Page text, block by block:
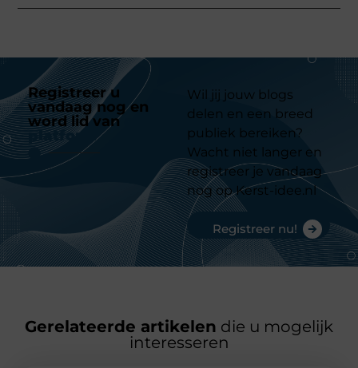
Registreer u
vandaag nog en
word lid van
platform
Wil jij jouw blogs
delen en een breed
publiek bereiken?
Wacht niet langer en
registreer je vandaag
nog op Kerst-idee.nl
Registreer nu!
Gerelateerde artikelen die u mogelijk
interesseren